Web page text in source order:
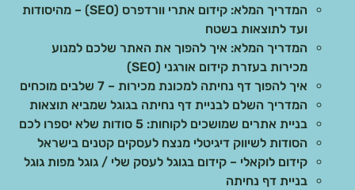
המדריך המלא: קידום אתרי וורדפרס (SEO) – מהיסודות
ועד לתוצאות בשטח
המדריך המלא: איך להפוך את האתר שלכם למנוע
מכירות בעזרת קידום אורגני (SEO)
איך להפוך דף נחיתה למכונת מכירות – 7 שלבים מוכחים
המדריך השלם לבניית דף נחיתה בגוגל שמביא תוצאות
בניית אתרים שמושכים לקוחות: 5 סודות שלא יספרו לכם
הסודות לשיווק דיגיטלי מנצח לעסקים קטנים בישראל
קידום לוקאלי – קידום בגוגל לעסק שלי / גוגל מפות גוגל
בניית דף נחיתה